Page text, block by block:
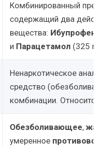
Комбинированный
содержащий два
вещества: Ибупрофен
и Парацетамол (325 мг).
Ненаркотическое
средство
комбинации. Относится
Обезболивающее,
умеренное